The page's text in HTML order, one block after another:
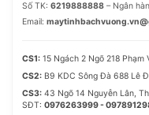
Số TK: 6219888888 – Ngân
Email:
CS1: 15 Ngách 2 Ngõ 218 Phạm
CS2: B9 KDC Sông Đà 688 Lê
CS3: 43 Ngõ 14 Nguyễn Lân,
SĐT: 0976263999 -